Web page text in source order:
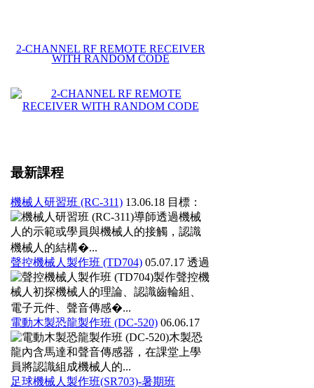
2-CHANNEL RF REMOTE RECEIVER
WITH RANDOM CODE
最新課程
機械人研習班 (RC-311) 13.06.18 目標：
導師透過機械
人的示範或學員與機械人的接觸，認識
機械人的結構�...
聲控機械人製作班 (TD704) 05.07.17 透過
製作聲控機
械人初探機械人的理論、認識齒輪組、
電子元件、聲音傳感�...
電動木製恐龍製作班 (DC-520) 06.06.17
木製恐
龍內含馬達和聲音傳感器，在課堂上學
員將認識組成機械人的...
足球機械人製作班(SR703)-暑期班